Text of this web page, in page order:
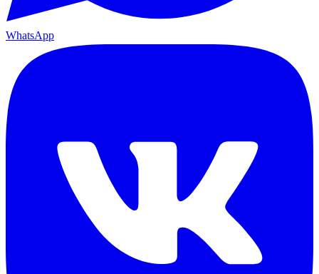
WhatsApp